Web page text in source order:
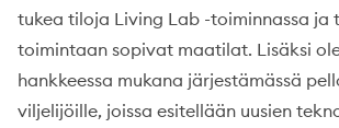
tukea tiloja Living Lab -toiminnassa ja
toimintaan sopivat maatilat. Lisäksi
hankkeessa mukana järjestämässä
viljelijöille, joissa esitellään uusien